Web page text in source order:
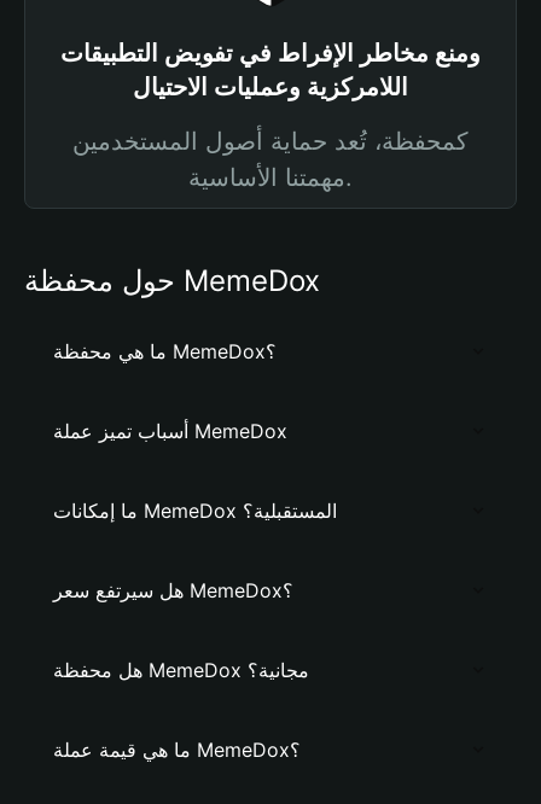
ومنع مخاطر الإفراط في تفويض التطبيقات
اللامركزية وعمليات الاحتيال
كمحفظة، تُعد حماية أصول المستخدمين
مهمتنا الأساسية.
حول محفظة MemeDox
ما هي محفظة MemeDox؟
أسباب تميز عملة MemeDox
ما إمكانات MemeDox المستقبلية؟
هل سيرتفع سعر MemeDox؟
هل محفظة MemeDox مجانية؟
ما هي قيمة عملة MemeDox؟